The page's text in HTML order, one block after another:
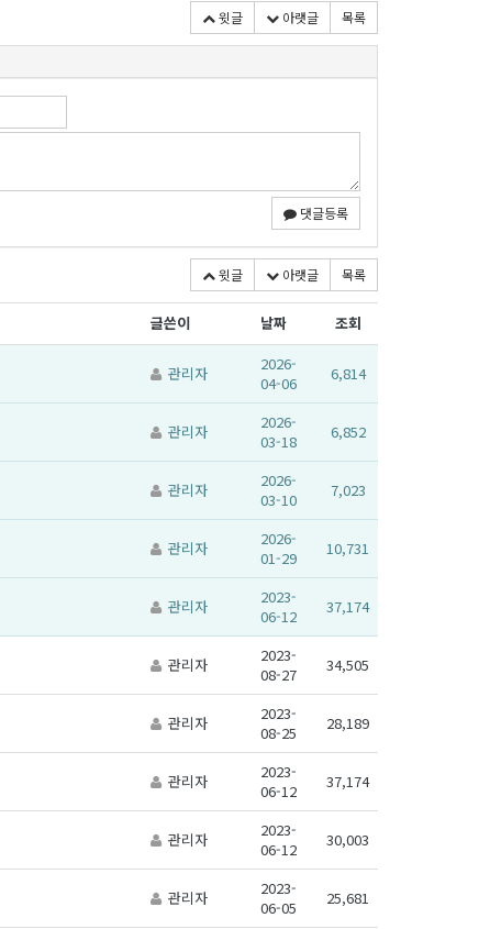
윗글 아랫글 목록
댓글등록
윗글 아랫글 목록
글쓴이 날짜 조회
관리자
2026-
04-06
6,814
관리자
2026-
03-18
6,852
관리자
2026-
03-10
7,023
관리자
2026-
01-29
10,731
관리자
2023-
06-12
37,174
관리자
2023-
08-27
34,505
관리자
2023-
08-25
28,189
관리자
2023-
06-12
37,174
관리자
2023-
06-12
30,003
관리자
2023-
06-05
25,681